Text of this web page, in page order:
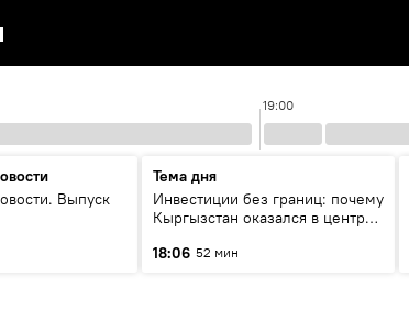
19:00
Выпуск
Тема дня
Инвестиции без границ: почему
Кыргызстан оказался в центре
18:06 52 мин